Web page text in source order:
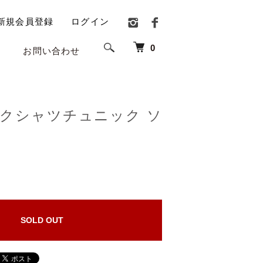
0
お問い合わせ
規会員登録 ログイン
シャツチュニック ソ
SOLD OUT